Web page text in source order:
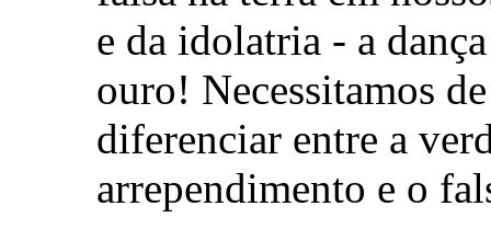
e da idolatria - a
ouro! Necessitamos
diferenciar entre a
arrependimento e o